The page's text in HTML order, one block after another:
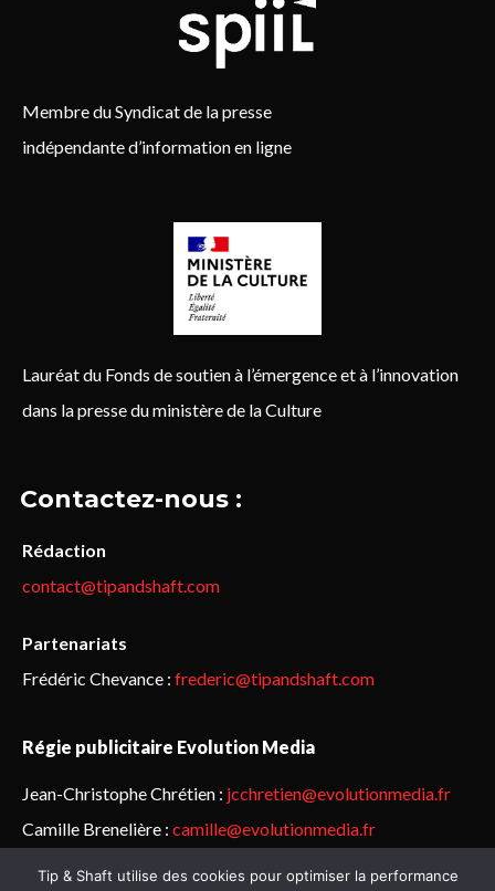
Membre du Syndicat de la presse
indépendante d’information en ligne
Lauréat du Fonds de soutien à l’émergence et à l’innovation
dans la presse du ministère de la Culture
Contactez-nous :
Rédaction
contact@tipandshaft.com
Partenariats
Frédéric Chevance : frederic@tipandshaft.com
Régie publicitaire Evolution Media
Jean-Christophe Chrétien : jcchretien@evolutionmedia.fr
Camille Brenelière : camille@evolutionmedia.fr
© Sailorz 2015-2025. Tous droits réservés.Mentions légales &
Tip & Shaft utilise des cookies pour optimiser la performance